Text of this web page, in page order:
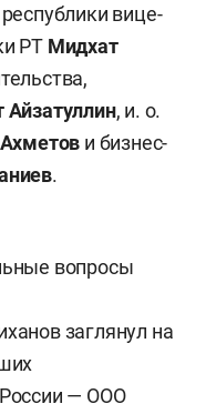
вице-
РТ Мидхат
Айзатуллин, и. о.
и бизнес-
.
вопросы
заглянул на
— ООО